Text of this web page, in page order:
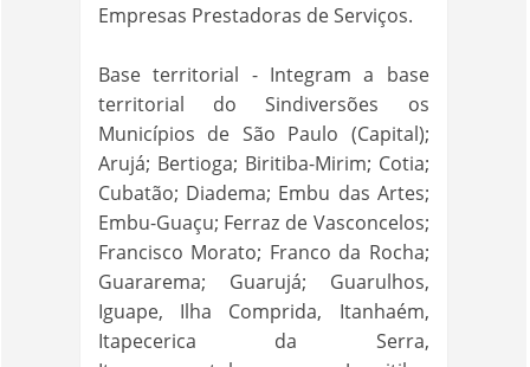
Empresas Prestadoras de Serviços.
Base territorial - Integram a base
territorial do Sindiversões os
Municípios de São Paulo (Capital);
Arujá; Bertioga; Biritiba-Mirim; Cotia;
Cubatão; Diadema; Embu das Artes;
Embu-Guaçu; Ferraz de Vasconcelos;
Francisco Morato; Franco da Rocha;
Guararema; Guarujá; Guarulhos,
Iguape, Ilha Comprida, Itanhaém,
Itapecerica da Serra,